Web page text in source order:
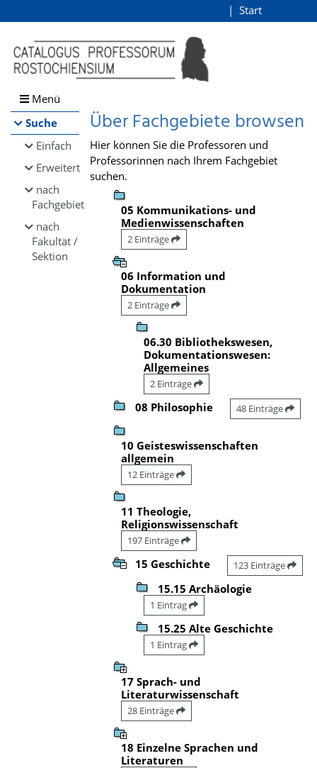
Browsen
direkt zum Inhalt
Start
Menü
Suche
Einfach
Erweitert
nach
Fachgebiet
nach
Fakultät /
Sektion
Über Fachgebiete browsen
Hier können Sie die Professoren und
Professorinnen nach Ihrem Fachgebiet
suchen.
05 Kommunikations- und
Medienwissenschaften
2 Einträge
06 Information und
Dokumentation
2 Einträge
06.30 Bibliothekswesen,
Dokumentationswesen:
Allgemeines
2 Einträge
08 Philosophie 48 Einträge
10 Geisteswissenschaften
allgemein
12 Einträge
11 Theologie,
Religionswissenschaft
197 Einträge
15 Geschichte 123 Einträge
15.15 Archäologie
1 Eintrag
15.25 Alte Geschichte
1 Eintrag
17 Sprach- und
Literaturwissenschaft
28 Einträge
18 Einzelne Sprachen und
Literaturen